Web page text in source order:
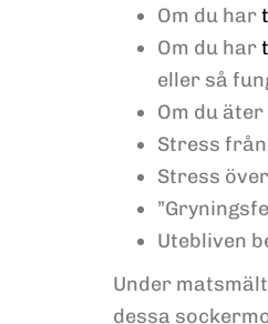
Om du har
Om du har
eller så
Om du
Stress
Stress
Utebliven
Under
dessa